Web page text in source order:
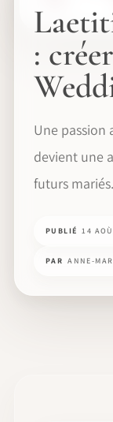
:
Une passion
devient une
futurs mariés.
PUBLIÉ 14
PAR ANNE-